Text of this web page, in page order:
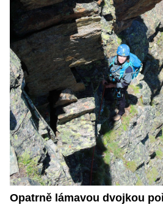
Opatrně lámavou dvojkou